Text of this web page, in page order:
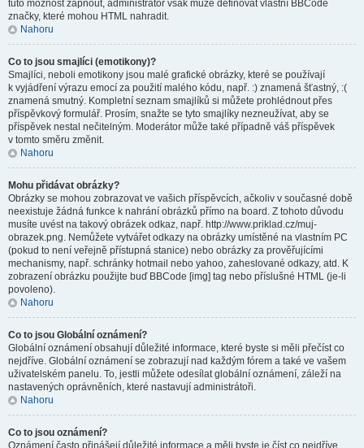
tuto možnost zapnout, administrátor však může definovat vlastní BBCode
značky, které mohou HTML nahradit.
Nahoru
Co to jsou smajlíci (emotikony)?
Smajlíci, neboli emotikony jsou malé grafické obrázky, které se používají
k vyjádření výrazu emocí za použití malého kódu, např. :) znamená šťastný, :(
znamená smutný. Kompletní seznam smajlíků si můžete prohlédnout přes
příspěvkový formulář. Prosím, snažte se tyto smajlíky nezneužívat, aby se
příspěvek nestal nečitelným. Moderátor může také případně váš příspěvek
v tomto směru změnit.
Nahoru
Mohu přidávat obrázky?
Obrázky se mohou zobrazovat ve vašich příspěvcích, ačkoliv v současné době
neexistuje žádná funkce k nahrání obrázků přímo na board. Z tohoto důvodu
musíte uvést na takový obrázek odkaz, např. http://www.priklad.cz/muj-
obrazek.png. Nemůžete vytvářet odkazy na obrázky umístěné na vlastním PC
(pokud to není veřejně přístupná stanice) nebo obrázky za prověřujícími
mechanismy, např. schránky hotmail nebo yahoo, zaheslované odkazy, atd. K
zobrazení obrázku použijte buď BBCode [img] tag nebo příslušné HTML (je-li
povoleno).
Nahoru
Co to jsou Globální oznámení?
Globální oznámení obsahují důležité informace, které byste si měli přečíst co
nejdříve. Globální oznámení se zobrazují nad každým fórem a také ve vašem
uživatelském panelu. To, jestli můžete odesílat globální oznámení, záleží na
nastavených oprávněních, které nastavují administrátoři.
Nahoru
Co to jsou oznámení?
Oznámení často přinášejí důležité informace a měli byste je číst co nejdříve.